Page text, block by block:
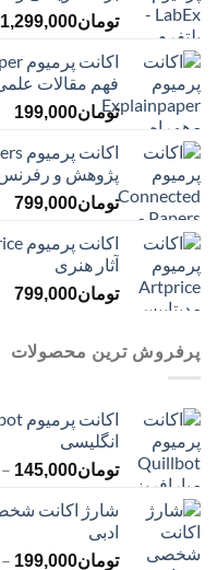
تومان1,299,000
فهم مقالات
تومان199,000
پژوهش و رفرنس
تومان799,000
آثار هنری
تومان799,000
پرفروش ترین محصولات
انگلیسی
تومان145,000
–
ادبی
تومان199,000
–